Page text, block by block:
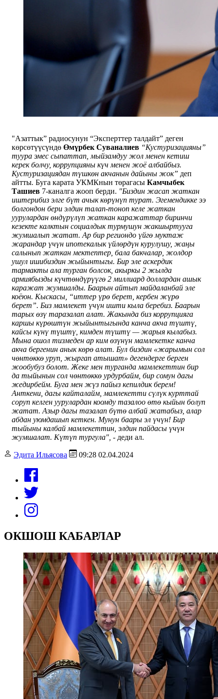
"Азаттык” радиосунун “Эксперттер талдайт” деген
көрсөтүүсүндө Өмүрбек Суваналиев “Кустуризацияны”
туура эмес сыпаттап, мыйзамдуу жол менен кетиш
керек болчу, коррупцияны күч менен жоё албайбыз.
Кустуризациядан түшкөн акчанын дайыны жок” деп
айтты. Буга карата УКМКнын төрагасы Камчыбек
Ташиев 7-каналга жооп берди. "Биздин жасап жаткан
иштерибиз элге бүт ачык көрүнүп турат. Эгемендикке ээ
болгондон бери элдин талап-тоноп келе жаткан
уурулардан өндүрүлүп жаткан каражаттар биринчи
кезекте калктын социалдык турмушун жакшыртууга
жумшалып жатат. Ар бир региондо үйгө муктаж
жарандар үчүн ипотекалык үйлөрдүн курулушу, жаңы
салынып жаткан мектептер, бала бакчалар, жолдор
ушул ишибиздин жыйынтыгы. Бир эле аскердик
тармакты ала турган болсок, акыркы 2 жылда
армиябызды күчтөндүрүүгө 2 миллиард доллардан ашык
каражат жумшалды. Баарын айтып майдаланбай эле
коёюн. Кыскасы, “иттер үрө берет, кербен жүрө
берет”. Биз мамлекет үчүн ишти кыла беребиз. Баарын
тарых өзү таразалап алат. Жакында биз коррупцияга
каршы күрөштүн жыйынтыгында канча акча түштү,
кайсы күнү түштү, кимден түштү — жарыя кылабыз.
Мына ошол тизмеден ар ким өзүнүн мамлекетке канча
акча бергенин анык көрө алат. Бул биздин «жарымын сол
чөнтөккө уруп, жыргап атышат» дегендерге берген
жообубуз болот. Жеке мен турганда мамлекеттин бир
да тыйынын сол чөнтөккө урдурбайм, бир сомун дагы
жедирбейм. Буга мен жүз пайыз кепилдик берем!
Анткени, дагы кайталайм, мамлекетти сүлүк курттай
соруп келген уурулардан коомду тазалоо өтө кыйын болуп
жатат. Азыр дагы тазалап бүтө албай жатабыз, алар
абдан уюмдашып кеткен. Мунун баары эл үчүн! Бир
тыйыны калбай мамлекеттин, элдин пайдасы үчүн
жумшалат. Күтүп тургула", - деди ал.
Эдита Ильясова 09:28 02.04.2024
ОКШОШ КАБАРЛАР